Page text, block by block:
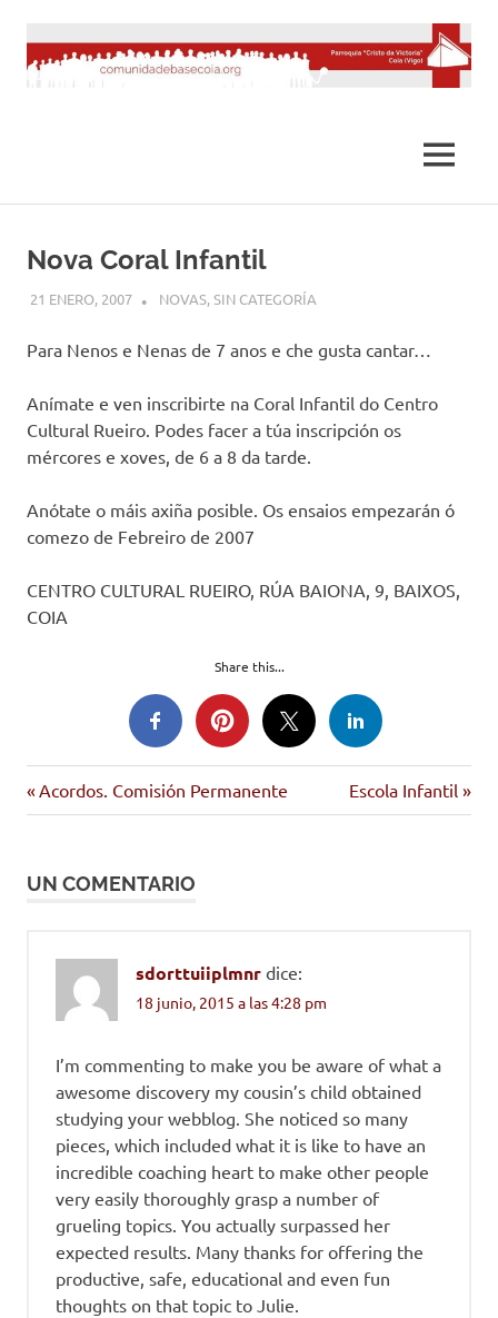
contenido
MENÚ
Nova Coral Infantil
21 ENERO, 2007 DESARROLLO
NOVAS,SIN CATEGORÍA
Para Nenos e Nenas de 7 anos e che gusta cantar…
Anímate e ven inscribirte na Coral Infantil do Centro
Cultural Rueiro. Podes facer a túa inscripción os
mércores e xoves, de 6 a 8 da tarde.
Anótate o máis axiña posible. Os ensaios empezarán ó
comezo de Febreiro de 2007
CENTRO CULTURAL RUEIRO, RÚA BAIONA, 9, BAIXOS,
COIA
Share this...
Navegación
entradas
Entrada
anterior:
Acordos. Comisión Permanente
Siguiente
entrada:
Escola Infantil
UN COMENTARIO
sdorttuiiplmnr dice:
18 junio, 2015 a las 4:28 pm
I’m commenting to make you be aware of what a
awesome discovery my cousin’s child obtained
studying your webblog. She noticed so many
pieces, which included what it is like to have an
incredible coaching heart to make other people
very easily thoroughly grasp a number of
grueling topics. You actually surpassed her
expected results. Many thanks for offering the
productive, safe, educational and even fun
thoughts on that topic to Julie.